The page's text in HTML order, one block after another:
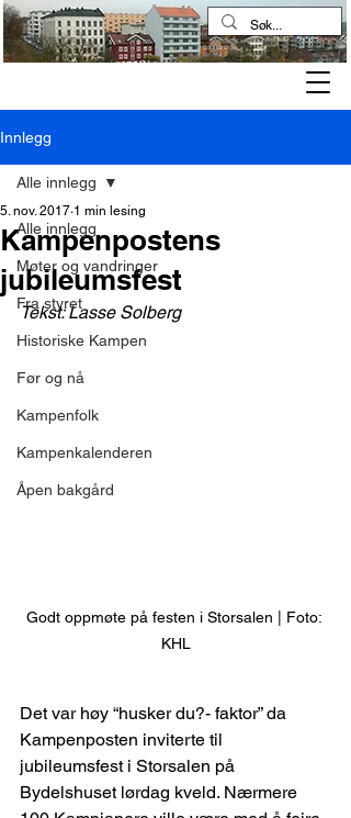
Innlegg
Alle innlegg
Møter og vandringer
Fra styret
Historiske Kampen
Før og nå
Kampenfolk
Kampenkalenderen
Åpen bakgård
Alle innlegg
Kampenpostens
jubileumsfest
5. nov. 2017 1 min lesing
Tekst: Lasse Solberg
Godt oppmøte på festen i Storsalen | Foto:
KHL
Det var høy “husker du?- faktor” da
Kampenposten inviterte til
jubileumsfest i Storsalen på
Bydelshuset lørdag kveld. Nærmere